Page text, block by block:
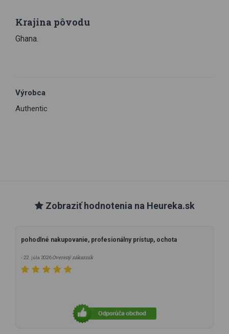
Krajina pôvodu
Ghana.
Výrobca
Authentic
Zobraziť hodnotenia na Heureka.sk
pohodlné nakupovanie, profesionálny prístup, ochota
- 22. júla 2026Overený zákazník